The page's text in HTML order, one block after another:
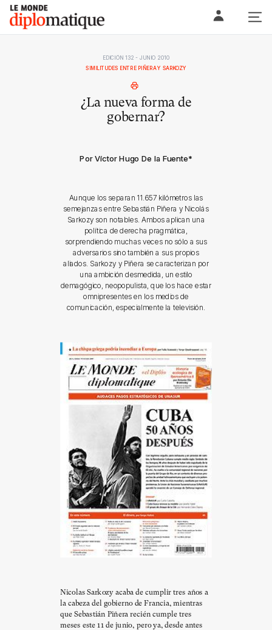
Skip
content
Le monde diplomatique
EDICIÓN 132 - JUNIO 2010
SIMILITUDES ENTRE PIÑERA Y SARKOZY
¿La nueva forma de
gobernar?
Por Víctor Hugo De la Fuente*
Aunque los separan 11.657 kilómetros las
semejanzas entre Sebastián Piñera y Nicolás
Sarkozy son notables. Ambos aplican una
política de derecha pragmática,
sorprendiendo muchas veces no sólo a sus
adversarios sino también a sus propios
aliados. Sarkozy y Piñera se caracterizan por
una ambición desmedida, un estilo
demagógico, neopopulista, que los hace estar
omnipresentes en los medios de
comunicación, especialmente la televisión.
Nicolas Sarkozy acaba de cumplir tres años a
la cabeza del gobierno de Francia, mientras
que Sebastián Piñera recién cumple tres
meses este 11 de junio, pero ya, desde antes